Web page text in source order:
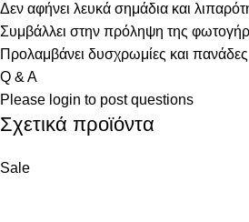
Δεν αφήνει λευκά σημάδια και
Συμβάλλει στην πρόληψη της
Προλαμβάνει δυσχρωμίες και πανάδες
Q & A
Please login to post questions
Σχετικά προϊόντα
Sale